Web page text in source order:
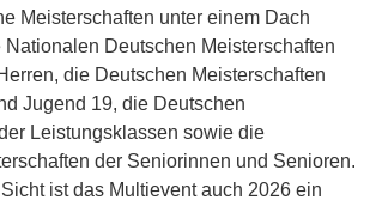
Meisterschaften unter einem Dach
Deutschen Meisterschaften
die Deutschen Meisterschaften
Jugend 19, die Deutschen
Leistungsklassen sowie die
der Seniorinnen und Senioren.
ist das Multievent auch 2026 ein